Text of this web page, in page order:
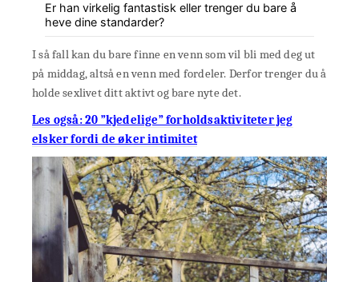
Er han virkelig fantastisk eller trenger du bare å
heve dine standarder?
I så fall kan du bare finne en venn som vil bli med deg ut
på middag, altså en venn med fordeler. Derfor trenger du å
holde sexlivet ditt aktivt og bare nyte det.
Les også: 20 ”kjedelige” forholdsaktiviteter jeg
elsker fordi de øker intimitet